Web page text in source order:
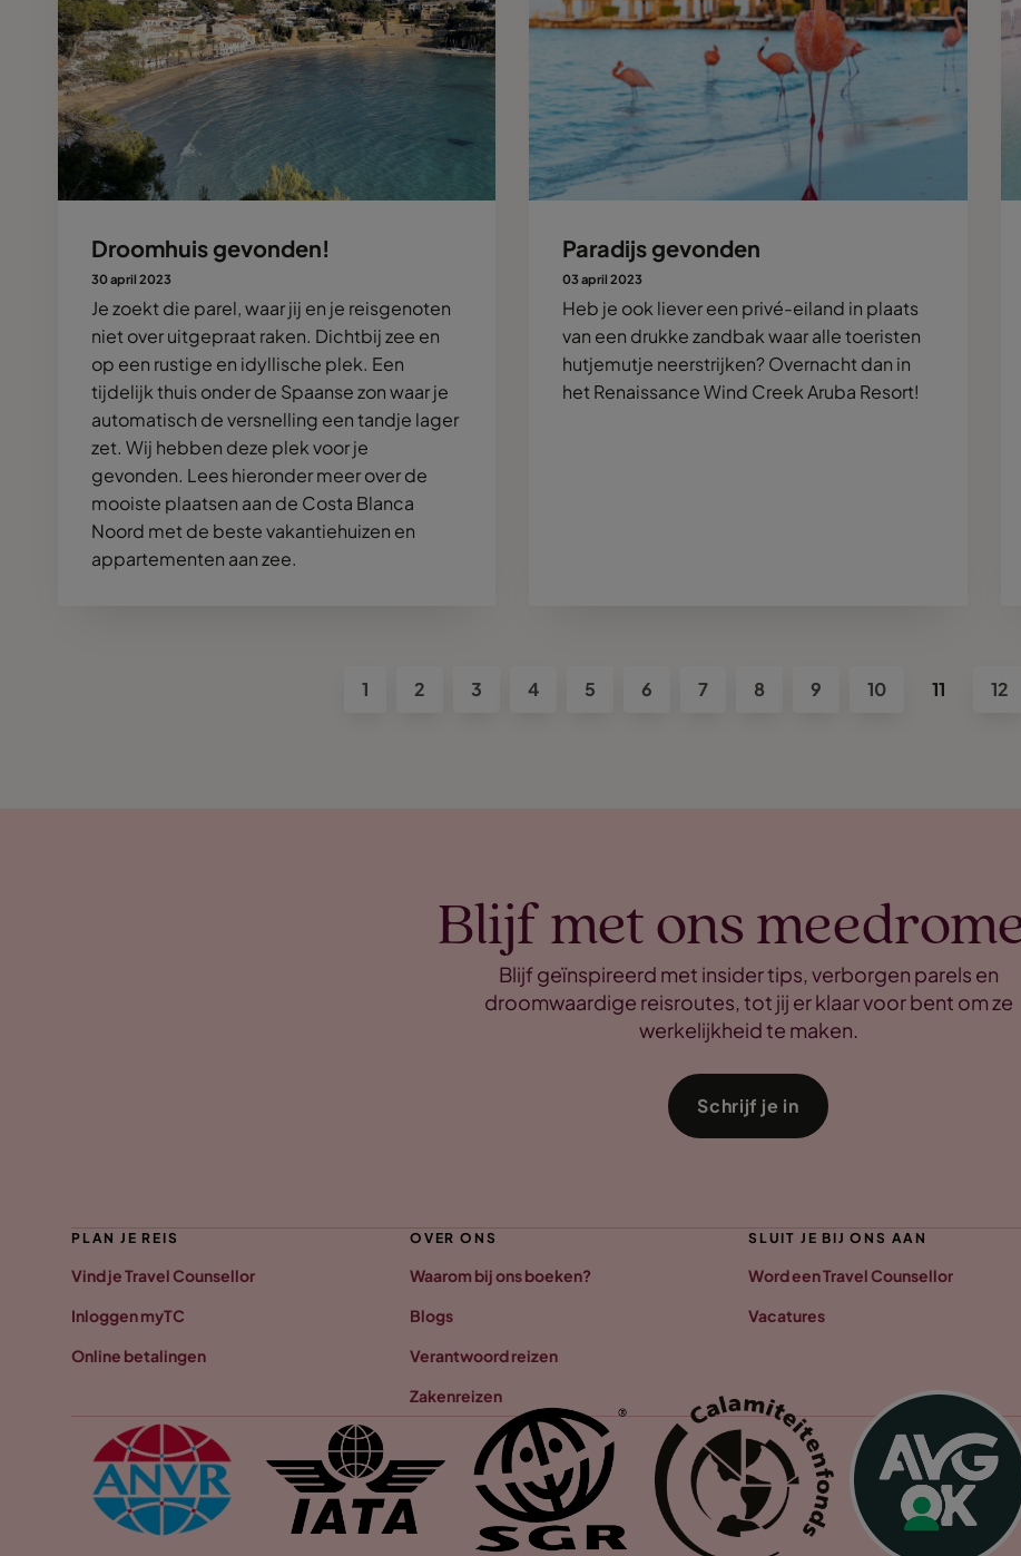
Droomhuis gevonden!
30 april 2023
Je zoekt die parel, waar jij en je reisgenoten
niet over uitgepraat raken. Dichtbij zee en
op een rustige en idyllische plek. Een
tijdelijk thuis onder de Spaanse zon waar je
automatisch de versnelling een tandje lager
zet. Wij hebben deze plek voor je
gevonden. Lees hieronder meer over de
mooiste plaatsen aan de Costa Blanca
Noord met de beste vakantiehuizen en
appartementen aan zee.
Paradijs gevonden
03 april 2023
Heb je ook liever een privé-eiland in plaats
van een drukke zandbak waar alle toeristen
hutjemutje neerstrijken? Overnacht dan in
het Renaissance Wind Creek Aruba Resort!
1 2 3 4 5 6 7 8 9 10 11 12
Blijf met ons
Blijf geïnspireerd met insider tips, verborgen parels en
droomwaardige reisroutes, tot jij er klaar voor bent om ze
werkelijkheid te maken.
Schrijf je in
PLAN JE REIS
Vind je Travel Counsellor
Inloggen myTC
Online betalingen
OVER ONS
Waarom bij ons boeken?
Blogs
Verantwoord reizen
Zakenreizen
SLUIT JE BIJ ONS AAN
Word een Travel Counsellor
Vacatures